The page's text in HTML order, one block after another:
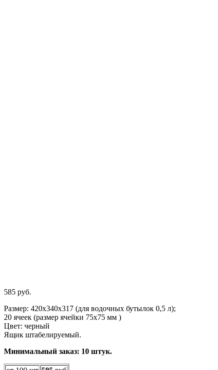
585 руб.
Размер: 420х340х317 (для водочных бутылок 0,5 л);
20 ячеек (размер ячейки 75х75 мм )
Цвет: черный
Ящик штабелируемый.
Минимальный заказ: 10 штук.